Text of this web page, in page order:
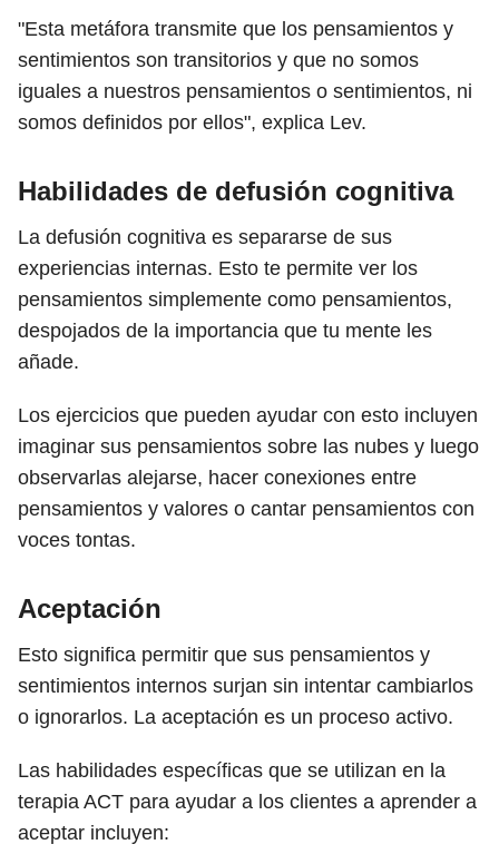
"Esta metáfora transmite que los pensamientos y
sentimientos son transitorios y que no somos
iguales a nuestros pensamientos o sentimientos, ni
somos definidos por ellos", explica Lev.
Habilidades de defusión cognitiva
La defusión cognitiva es separarse de sus
experiencias internas. Esto te permite ver los
pensamientos simplemente como pensamientos,
despojados de la importancia que tu mente les
añade.
Los ejercicios que pueden ayudar con esto incluyen
imaginar sus pensamientos sobre las nubes y luego
observarlas alejarse, hacer conexiones entre
pensamientos y valores o cantar pensamientos con
voces tontas.
Aceptación
Esto significa permitir que sus pensamientos y
sentimientos internos surjan sin intentar cambiarlos
o ignorarlos. La aceptación es un proceso activo.
Las habilidades específicas que se utilizan en la
terapia ACT para ayudar a los clientes a aprender a
aceptar incluyen: